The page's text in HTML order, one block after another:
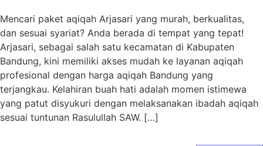
Mencari paket aqiqah Arjasari yang murah, berkualitas,
dan sesuai syariat? Anda berada di tempat yang tepat!
Arjasari, sebagai salah satu kecamatan di Kabupaten
Bandung, kini memiliki akses mudah ke layanan aqiqah
profesional dengan harga aqiqah Bandung yang
terjangkau. Kelahiran buah hati adalah momen istimewa
yang patut disyukuri dengan melaksanakan ibadah aqiqah
sesuai tuntunan Rasulullah SAW. […]